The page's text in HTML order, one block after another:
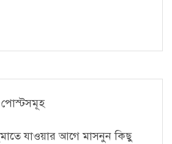
পোস্টসমূহ
যাওয়ার আগে মাসনুন কিছু